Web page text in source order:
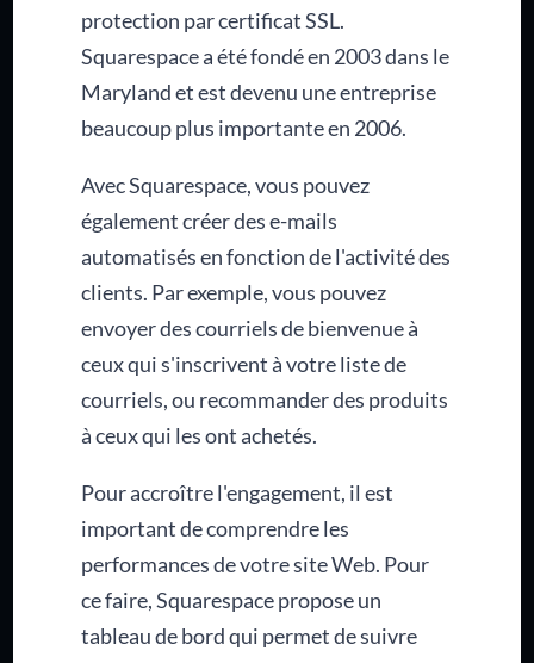
protection par certificat SSL.
Squarespace a été fondé en 2003 dans le
Maryland et est devenu une entreprise
beaucoup plus importante en 2006.
Avec Squarespace, vous pouvez
également créer des e-mails
automatisés en fonction de l'activité des
clients. Par exemple, vous pouvez
envoyer des courriels de bienvenue à
ceux qui s'inscrivent à votre liste de
courriels, ou recommander des produits
à ceux qui les ont achetés.
Pour accroître l'engagement, il est
important de comprendre les
performances de votre site Web. Pour
ce faire, Squarespace propose un
tableau de bord qui permet de suivre